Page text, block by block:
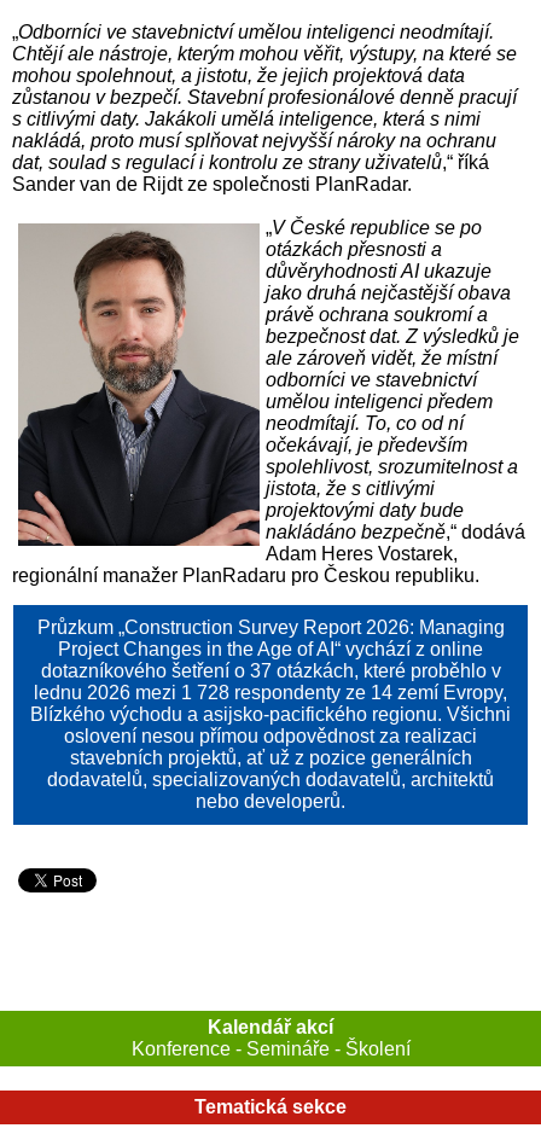
„Odborníci ve stavebnictví umělou inteligenci neodmítají.
Chtějí ale nástroje, kterým mohou věřit, výstupy, na které se
mohou spolehnout, a jistotu, že jejich projektová data
zůstanou v bezpečí. Stavební profesionálové denně pracují
s citlivými daty. Jakákoli umělá inteligence, která s nimi
nakládá, proto musí splňovat nejvyšší nároky na ochranu
dat, soulad s regulací i kontrolu ze strany uživatelů,“ říká
Sander van de Rijdt ze společnosti PlanRadar.
„V České republice se po
otázkách přesnosti a
důvěryhodnosti AI ukazuje
jako druhá nejčastější obava
právě ochrana soukromí a
bezpečnost dat. Z výsledků je
ale zároveň vidět, že místní
odborníci ve stavebnictví
umělou inteligenci předem
neodmítají. To, co od ní
očekávají, je především
spolehlivost, srozumitelnost a
jistota, že s citlivými
projektovými daty bude
nakládáno bezpečně,“ dodává
Adam Heres Vostarek,
regionální manažer PlanRadaru pro Českou republiku.
Průzkum „Construction Survey Report 2026: Managing
Project Changes in the Age of AI“ vychází z online
dotazníkového šetření o 37 otázkách, které proběhlo v
lednu 2026 mezi 1 728 respondenty ze 14 zemí Evropy,
Blízkého východu a asijsko-pacifického regionu. Všichni
oslovení nesou přímou odpovědnost za realizaci
stavebních projektů, ať už z pozice generálních
dodavatelů, specializovaných dodavatelů, architektů
nebo developerů.
Kalendář akcí
Konference - Semináře - Školení
Tematická sekce